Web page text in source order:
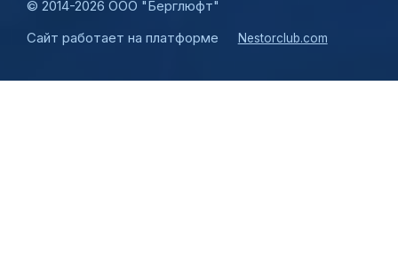
© 2014-2026 ООО "Берглюфт"
Сайт работает на платформе
Nestorclub.com